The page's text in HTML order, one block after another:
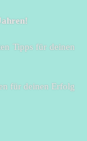
Tipps für deinen
für deinen Erfolg